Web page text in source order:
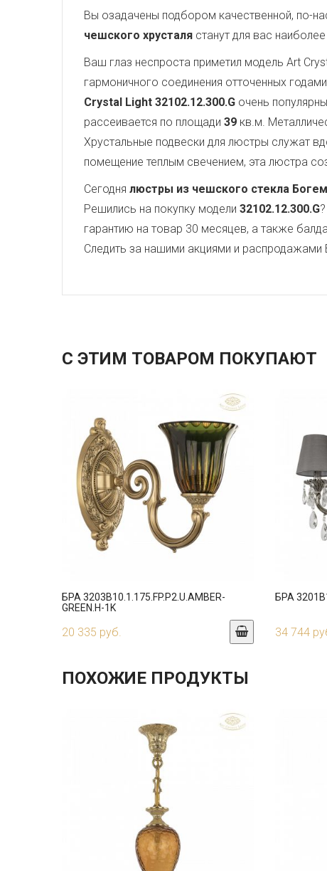
Вы озадачены подбором качественной, по-
чешского хрусталя станут для вас
Ваш глаз неспроста приметил модель Art
гармоничного соединения отточенных
Crystal Light 32102.12.300.G очень
рассеивается по площади 39 кв.м.
Хрустальные подвески для люстры служат
помещение теплым свечением, эта люстра
Сегодня люстры из чешского стекла
Решились на покупку модели 32102.12.300.G
гарантию на товар 30 месяцев, а также
Следить за нашими акциями и
С ЭТИМ ТОВАРОМ ПОКУПАЮТ
БРА 3203B10.1.175.FP.P2.U.AMBER-
GREEN.H-1K
20 335 руб.
БРА
34 744
ПОХОЖИЕ ПРОДУКТЫ